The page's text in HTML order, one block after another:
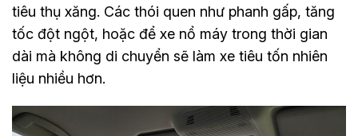
tiêu thụ xăng. Các thói quen như phanh gấp, tăng
tốc đột ngột, hoặc để xe nổ máy trong thời gian
dài mà không di chuyển sẽ làm xe tiêu tốn nhiên
liệu nhiều hơn.